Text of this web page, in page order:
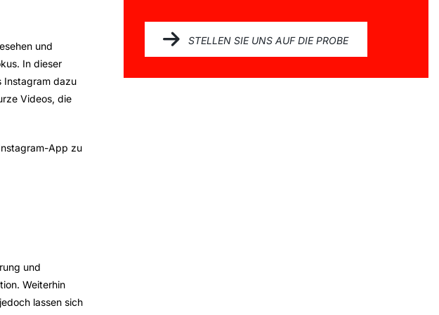
und
In dieser
Instagram dazu
Videos, die
App zu
und
Weiterhin
lassen sich
STELLEN SIE UNS AUF DIE PROBE